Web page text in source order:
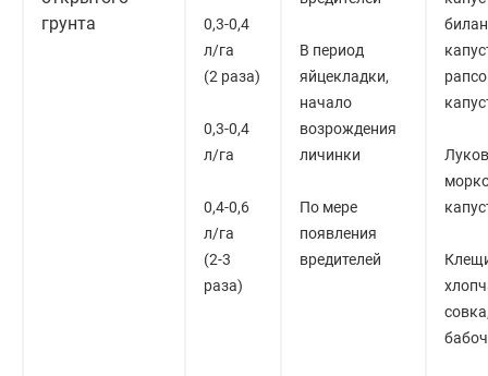
грунта
0,3-0,4
л/га
(2 раза)
0,3-0,4
л/га
0,4-0,6
л/га
(2-3
раза)
В период
яйцекладки,
начало
возрождения
личинки
По мере
появления
вредителей
билан